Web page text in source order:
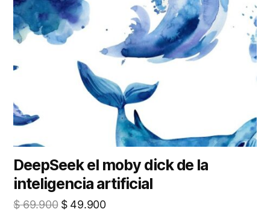
DeepSeek el moby dick de la
inteligencia artificial
$69.900 El
$49.900El